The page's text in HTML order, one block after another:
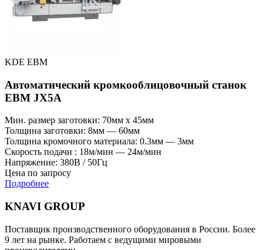
KDE EBM
Автоматический кромкооблицовочный станок
EBM JX5А
Мин. размер заготовки: 70мм x 45мм
Толщина заготовки: 8мм — 60мм
Толщина кромочного материала: 0.3мм — 3мм
Скорость подачи : 18м/мин — 24м/мин
Напряжение: 380В / 50Гц
Цена по запросу
Подробнее
KNAVI GROUP
Поставщик производственного оборудования в России. Более
9 лет на рынке. Работаем с ведущими мировыми